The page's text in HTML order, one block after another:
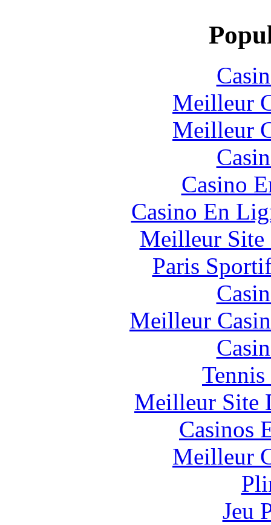
Meilleur
Meilleur
Casino
Casino En
Meilleur Site
Paris
Meilleur
Meilleur Site
Casinos
Meilleur
Jeu